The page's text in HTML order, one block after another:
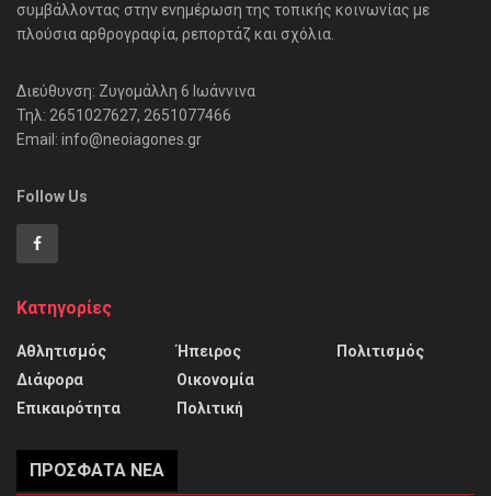
συμβάλλοντας στην ενημέρωση της τοπικής κοινωνίας με
πλούσια αρθρογραφία, ρεπορτάζ και σχόλια.
Διεύθυνση: Ζυγομάλλη 6 Ιωάννινα
Τηλ: 2651027627, 2651077466
Email: info@neoiagones.gr
Follow Us
Κατηγορίες
Αθλητισμός
Διάφορα
Επικαιρότητα
Ήπειρος
Οικονομία
Πολιτική
Πολιτισμός
ΠΡΌΣΦΑΤΑ ΝΈΑ